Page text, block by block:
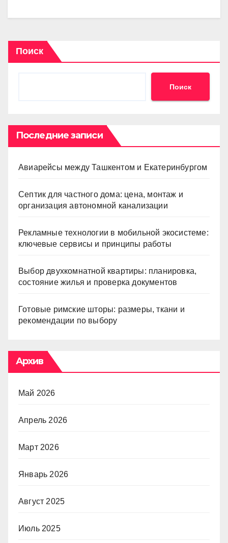
Поиск
Поиск
Последние записи
Авиарейсы между Ташкентом и Екатеринбургом
Септик для частного дома: цена, монтаж и
организация автономной канализации
Рекламные технологии в мобильной экосистеме:
ключевые сервисы и принципы работы
Выбор двухкомнатной квартиры: планировка,
состояние жилья и проверка документов
Готовые римские шторы: размеры, ткани и
рекомендации по выбору
Архив
Май 2026
Апрель 2026
Март 2026
Январь 2026
Август 2025
Июль 2025